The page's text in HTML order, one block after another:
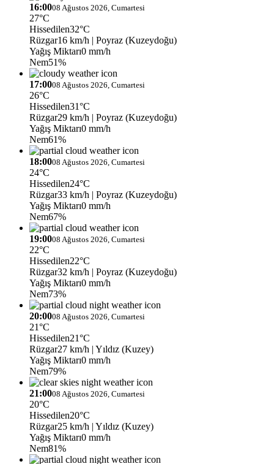
16:0008 Ağustos 2026, Cumartesi
27°C
Hissedilen32°C
Rüzgar16 km/h | Poyraz (Kuzeydoğu)
Yağış Miktarı0 mm/h
Nem51%
17:0008 Ağustos 2026, Cumartesi
26°C
Hissedilen31°C
Rüzgar29 km/h | Poyraz (Kuzeydoğu)
Yağış Miktarı0 mm/h
Nem61%
18:0008 Ağustos 2026, Cumartesi
24°C
Hissedilen24°C
Rüzgar33 km/h | Poyraz (Kuzeydoğu)
Yağış Miktarı0 mm/h
Nem67%
19:0008 Ağustos 2026, Cumartesi
22°C
Hissedilen22°C
Rüzgar32 km/h | Poyraz (Kuzeydoğu)
Yağış Miktarı0 mm/h
Nem73%
20:0008 Ağustos 2026, Cumartesi
21°C
Hissedilen21°C
Rüzgar27 km/h | Yıldız (Kuzey)
Yağış Miktarı0 mm/h
Nem79%
21:0008 Ağustos 2026, Cumartesi
20°C
Hissedilen20°C
Rüzgar25 km/h | Yıldız (Kuzey)
Yağış Miktarı0 mm/h
Nem81%